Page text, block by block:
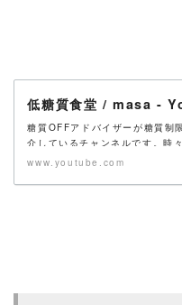
低糖質食堂 / masa -
糖質OFFアドバイザーが糖質制
介しているチャンネルです。時
www.youtube.com